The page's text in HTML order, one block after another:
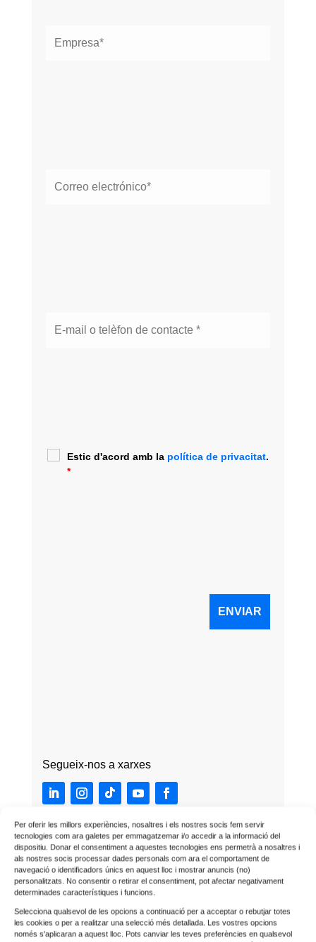
Per oferir les millors experiències, nosaltres i els nostres socis fem servir
tecnologies com ara galetes per emmagatzemar i/o accedir a la informació del
dispositiu. Donar el consentiment a aquestes tecnologies ens permetrà a nosaltres i
als nostres socis processar dades personals com ara el comportament de
navegació o identificadors únics en aquest lloc i mostrar anuncis (no)
personalitzats. No consentir o retirar el consentiment, pot afectar negativament
determinades característiques i funcions.
Selecciona qualsevol de les opcions a continuació per a acceptar o rebutjar totes
les cookies o per a realitzar una selecció més detallada. Les vostres opcions
només s'aplicaran a aquest lloc. Pots canviar les teves preferències en qualsevol
Estic d'acord amb lapolítica de privacitat.
*
Segueix-nos a xarxes